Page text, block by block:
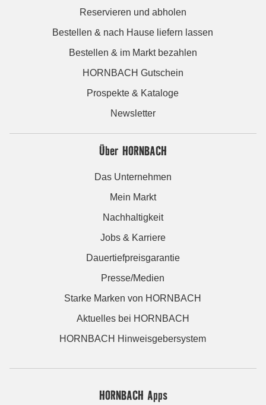
Reservieren und abholen
Bestellen & nach Hause liefern lassen
Bestellen & im Markt bezahlen
HORNBACH Gutschein
Prospekte & Kataloge
Newsletter
Über HORNBACH
Das Unternehmen
Mein Markt
Nachhaltigkeit
Jobs & Karriere
Dauertiefpreisgarantie
Presse/Medien
Starke Marken von HORNBACH
Aktuelles bei HORNBACH
HORNBACH Hinweisgebersystem
HORNBACH Apps